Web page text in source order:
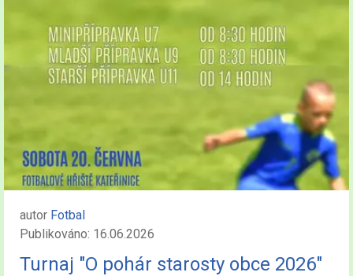
autor Fotbal
Publikováno: 16.06.2026
Turnaj "O pohár starosty obce 2026"